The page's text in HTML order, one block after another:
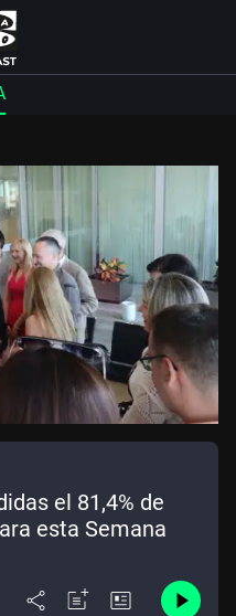
el 81,4% de
esta Semana